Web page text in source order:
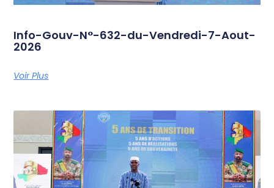
Info-Gouv-N°-632-du-Vendredi-7-Aout-
2026
Voir Plus